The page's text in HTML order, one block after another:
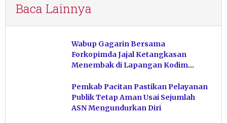
Baca Lainnya
Wabup Gagarin Bersama
Forkopimda Jajal Ketangkasan
Menembak di Lapangan Kodim
Pemkab Pacitan Pastikan Pelayanan
Publik Tetap Aman Usai Sejumlah
ASN Mengundurkan Diri